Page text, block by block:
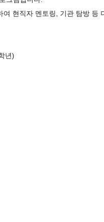
현직자 멘토링, 기관 탐방 등
년)